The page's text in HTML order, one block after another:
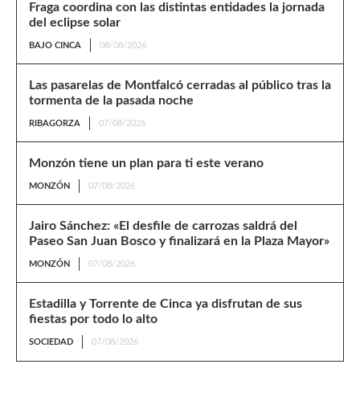
Fraga coordina con las distintas entidades la jornada
del eclipse solar
BAJO CINCA 08/08/2026
Las pasarelas de Montfalcó cerradas al público tras la
tormenta de la pasada noche
RIBAGORZA 07/08/2026
Monzón tiene un plan para ti este verano
MONZÓN 07/08/2026
Jairo Sánchez: «El desfile de carrozas saldrá del
Paseo San Juan Bosco y finalizará en la Plaza Mayor»
MONZÓN 07/08/2026
Estadilla y Torrente de Cinca ya disfrutan de sus
fiestas por todo lo alto
SOCIEDAD 07/08/2026